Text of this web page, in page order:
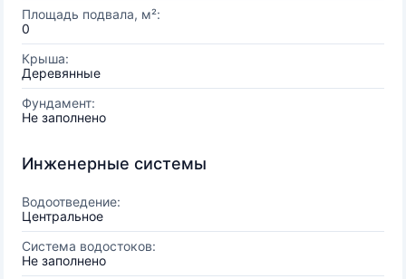
Площадь подвала, м²:
0
Крыша:
Деревянные
Фундамент:
Не заполнено
Инженерные системы
Водоотведение:
Центральное
Система водостоков:
Не заполнено